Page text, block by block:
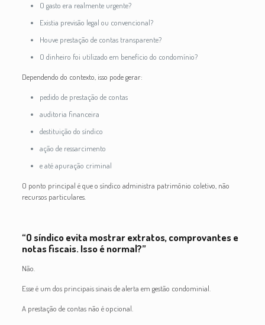
O gasto era realmente urgente?
Existia previsão legal ou convencional?
Houve prestação de contas transparente?
O dinheiro foi utilizado em benefício do condomínio?
Dependendo do contexto, isso pode gerar:
pedido de prestação de contas
auditoria financeira
destituição do síndico
ação de ressarcimento
e até apuração criminal
O ponto principal é que o síndico administra patrimônio coletivo, não
recursos particulares.
“O síndico evita mostrar extratos, comprovantes e
notas fiscais. Isso é normal?”
Não.
Esse é um dos principais sinais de alerta em gestão condominial.
A prestação de contas não é opcional.